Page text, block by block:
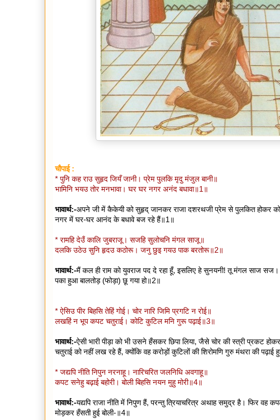
चौपाई :
* पुनि कह राउ सुहृद जियँ जानी। प्रेम पुलकि मृदु मंजुल बानी॥
भामिनि भयउ तोर मनभावा। घर घर नगर अनंद बधावा॥1॥
भावार्थ:-अपने जी में कैकेयी को सुहृद् जानकर राजा दशरथजी प्रेम से पुलकित होकर
नगर में घर-घर आनंद के बधावे बज रहे हैं॥1॥
* रामहि देउँ कालि जुबराजू। सजहि सुलोचनि मंगल साजू॥
दलकि उठेउ सुनि हृदउ कठोरू। जनु छुइ गयउ पाक बरतोरू॥2॥
भावार्थ:-मैं कल ही राम को युवराज पद दे रहा हूँ, इसलिए हे सुनयनी! तू मंगल साज
पका हुआ बालतोड़ (फोड़ा) छू गया हो॥2॥
* ऐसिउ पीर बिहसि तेहिं गोई। चोर नारि जिमि प्रगटि न रोई॥
लखहिं न भूप कपट चतुराई। कोटि कुटिल मनि गुरू पढ़ाई॥3॥
भावार्थ:-ऐसी भारी पीड़ा को भी उसने हँसकर छिपा लिया, जैसे चोर की स्त्री प्रकट
चतुराई को नहीं लख रहे हैं, क्योंकि वह करोड़ों कुटिलों की शिरोमणि गुरु मंथरा की पढ़ाई
* जद्यपि नीति निपुन नरनाहू। नारिचरित जलनिधि अवगाहू॥
कपट सनेहु बढ़ाई बहोरी। बोली बिहसि नयन मुहु मोरी॥4॥
भावार्थ:-यद्यपि राजा नीति में निपुण हैं, परन्तु त्रियाचरित्र अथाह समुद्र है। फिर
मोड़कर हँसती हुई बोली-॥4॥